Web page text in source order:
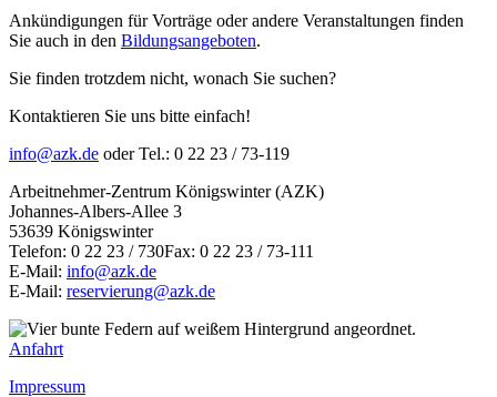
Ankündigungen für Vorträge oder andere Veranstaltungen finden
Sie auch in den Bildungsangeboten.
Sie finden trotzdem nicht, wonach Sie suchen?
Kontaktieren Sie uns bitte einfach!
info@azk.de oder Tel.: 0 22 23 / 73-119
Arbeitnehmer-Zentrum Königswinter (AZK)
Johannes-Albers-Allee 3
53639 Königswinter
Telefon: 0 22 23 / 730Fax: 0 22 23 / 73-111
E-Mail: info@azk.de
E-Mail: reservierung@azk.de
Anfahrt
Impressum